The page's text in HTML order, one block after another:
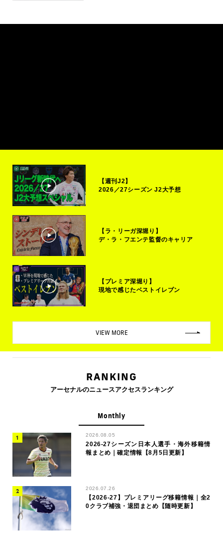
【週刊J2】
2026／27シーズン J2大予想
【ラ・リーガ深堀り】
デ・ラ・フエンテ監督のキャリア
【プレミア深堀り】
現地で感じたベストイレブン
VIEW MORE
RANKING
アーセナルのニュースアクセスランキング
Monthly
2026.08.05
2026-27シーズン日本人選手・海外移籍情
報まとめ｜確定情報【8月5日更新】
2026.07.26
【2026-27】プレミアリーグ移籍情報｜全2
0クラブ補強・退団まとめ【随時更新】